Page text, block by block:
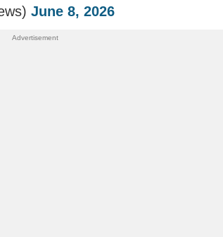
June 8, 2026